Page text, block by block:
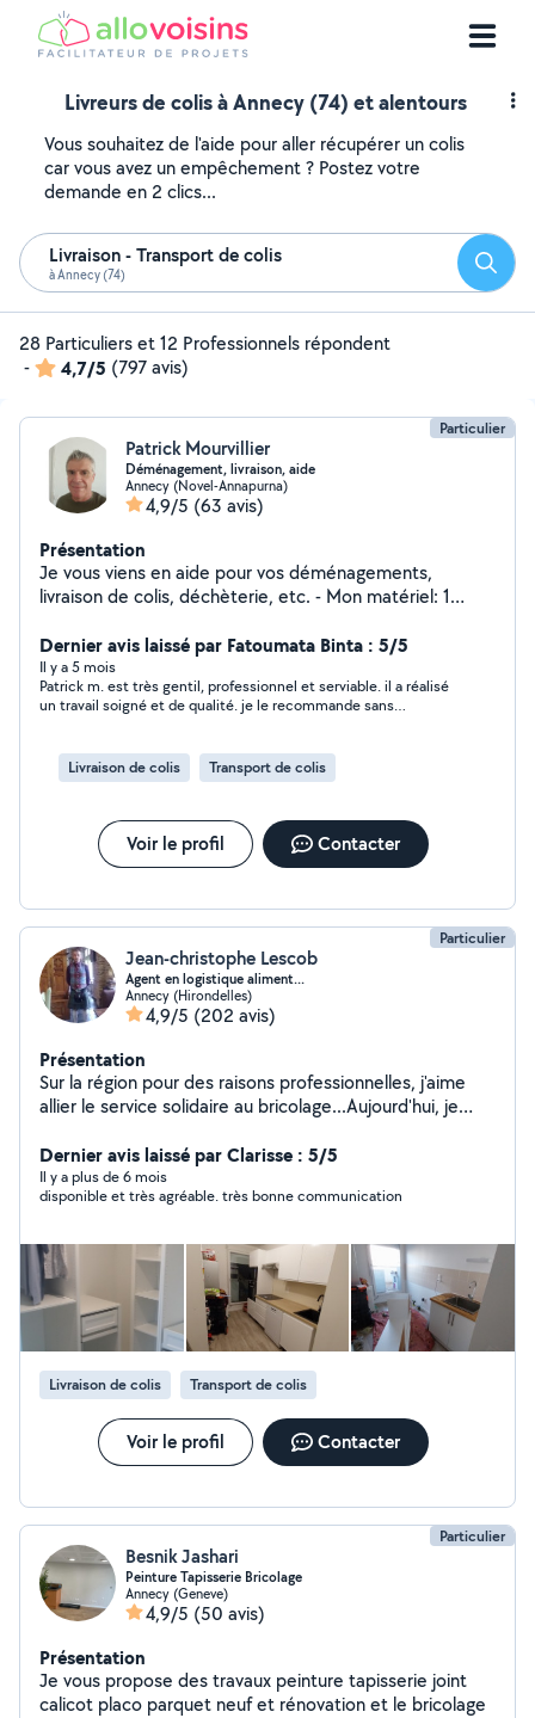
Livreurs de colis à Annecy (74) et alentours
Vous souhaitez de l'aide pour aller récupérer un colis
car vous avez un empêchement ? Postez votre
demande en 2 clics...
Livraison - Transport de colis
à Annecy (74)
28 Particuliers et 12 Professionnels répondent
-
4,7/5 (797 avis)
Particulier
Patrick Mourvillier
Déménagement, livraison, aide
Annecy (Novel-Annapurna)
4,9/5 (63 avis)
Présentation
Je vous viens en aide pour vos déménagements,
livraison de colis, déchèterie, etc. - Mon matériel: 1
portage (pianos, gros canapés, électroménagers...), des
couvertures et des outils si besoin. - Je peux être
accompagné par une personne, particulièrement forte
physiquement et habituée aussi aux ports de charges
Horaires souples (soir, week-end possible)
Dernier avis laissé par Fatoumata Binta : 5/5
Il y a 5 mois
Patrick m. est très gentil, professionnel et serviable. il a réalisé
un travail soigné et de qualité. je le recommande sans
Livraison de colis Transport de colis
Voir le profil Contacter
Particulier
Jean-christophe Lescob
Agent en logistique aliment...
Annecy (Hirondelles)
4,9/5 (202 avis)
Présentation
Sur la région pour des raisons professionnelles, j'aime
allier le service solidaire au bricolage...Aujourd'hui, je
contacts passés ici). Je suis très sollicité en dehors de
ce site! Petite précision, j'adore ce que je fais...Et
l'amour du rapport social.
Dernier avis laissé par Clarisse : 5/5
Il y a plus de 6 mois
disponible et très agréable. très bonne communication
Livraison de colis Transport de colis
Voir le profil Contacter
Particulier
Besnik Jashari
Peinture Tapisserie Bricolage
Annecy (Geneve)
4,9/5 (50 avis)
Présentation
Je vous propose des travaux peinture tapisserie joint
calicot placo parquet neuf et rénovation et le bricolage